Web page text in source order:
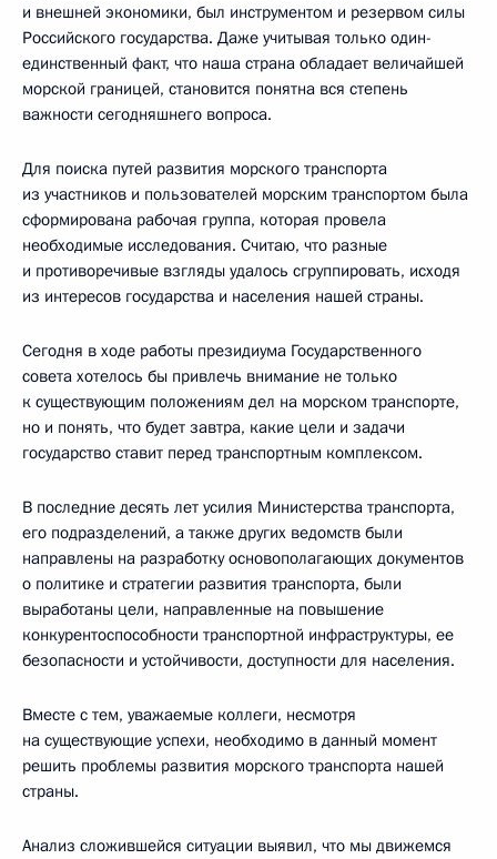
и внешней экономики, был инструментом и резервом силы
Российского государства. Даже учитывая только один-
единственный факт, что наша страна обладает величайшей
морской границей, становится понятна вся степень
важности сегодняшнего вопроса.
Для поиска путей развития морского транспорта
из участников и пользователей морским транспортом была
сформирована рабочая группа, которая провела
необходимые исследования. Считаю, что разные
и противоречивые взгляды удалось сгруппировать, исходя
из интересов государства и населения нашей страны.
Сегодня в ходе работы президиума Государственного
совета хотелось бы привлечь внимание не только
к существующим положениям дел на морском транспорте,
но и понять, что будет завтра, какие цели и задачи
государство ставит перед транспортным комплексом.
В последние десять лет усилия Министерства транспорта,
его подразделений, а также других ведомств были
направлены на разработку основополагающих документов
о политике и стратегии развития транспорта, были
выработаны цели, направленные на повышение
конкурентоспособности транспортной инфраструктуры, ее
безопасности и устойчивости, доступности для населения.
Вместе с тем, уважаемые коллеги, несмотря
на существующие успехи, необходимо в данный момент
решить проблемы развития морского транспорта нашей
страны.
Анализ сложившейся ситуации выявил, что мы движемся